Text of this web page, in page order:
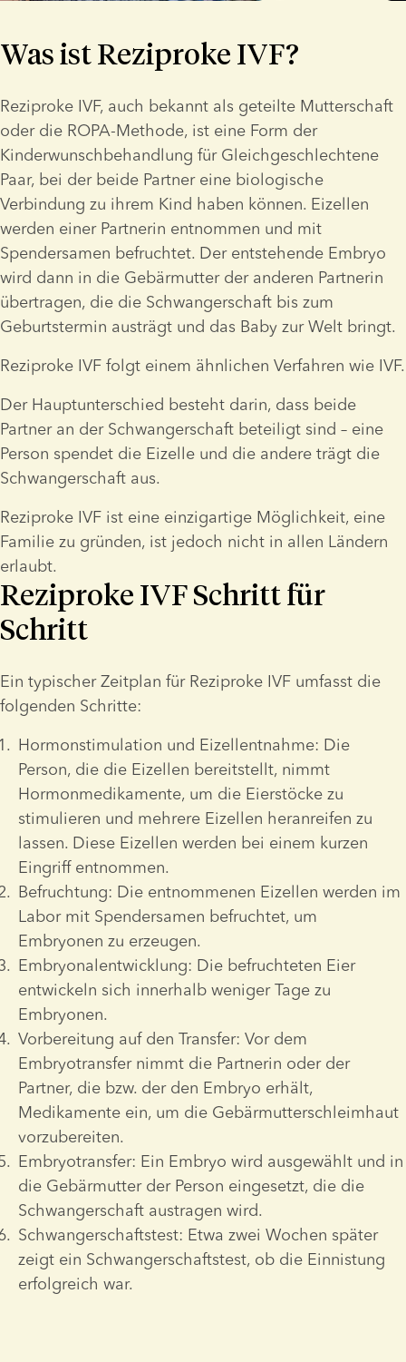
Was ist Reziproke IVF?
Reziproke IVF, auch bekannt als geteilte Mutterschaft
oder die ROPA-Methode, ist eine Form der
Kinderwunschbehandlung für Gleichgeschlechtene
Paar, bei der beide Partner eine biologische
Verbindung zu ihrem Kind haben können. Eizellen
werden einer Partnerin entnommen und mit
Spendersamen befruchtet. Der entstehende Embryo
wird dann in die Gebärmutter der anderen Partnerin
übertragen, die die Schwangerschaft bis zum
Geburtstermin austrägt und das Baby zur Welt bringt.
Reziproke IVF folgt einem ähnlichen Verfahren wie IVF.
Der Hauptunterschied besteht darin, dass beide
Partner an der Schwangerschaft beteiligt sind – eine
Person spendet die Eizelle und die andere trägt die
Schwangerschaft aus.
Reziproke IVF ist eine einzigartige Möglichkeit, eine
Familie zu gründen, ist jedoch nicht in allen Ländern
erlaubt.
Reziproke IVF Schritt für
Schritt
Ein typischer Zeitplan für Reziproke IVF umfasst die
folgenden Schritte:
Hormonstimulation und Eizellentnahme: Die
Person, die die Eizellen bereitstellt, nimmt
Hormonmedikamente, um die Eierstöcke zu
stimulieren und mehrere Eizellen heranreifen zu
lassen. Diese Eizellen werden bei einem kurzen
Eingriff entnommen.
Befruchtung: Die entnommenen Eizellen werden im
Labor mit Spendersamen befruchtet, um
Embryonen zu erzeugen.
Embryonalentwicklung: Die befruchteten Eier
entwickeln sich innerhalb weniger Tage zu
Embryonen.
Vorbereitung auf den Transfer: Vor dem
Embryotransfer nimmt die Partnerin oder der
Partner, die bzw. der den Embryo erhält,
Medikamente ein, um die Gebärmutterschleimhaut
vorzubereiten.
Embryotransfer: Ein Embryo wird ausgewählt und in
die Gebärmutter der Person eingesetzt, die die
Schwangerschaft austragen wird.
Schwangerschaftstest: Etwa zwei Wochen später
zeigt ein Schwangerschaftstest, ob die Einnistung
erfolgreich war.